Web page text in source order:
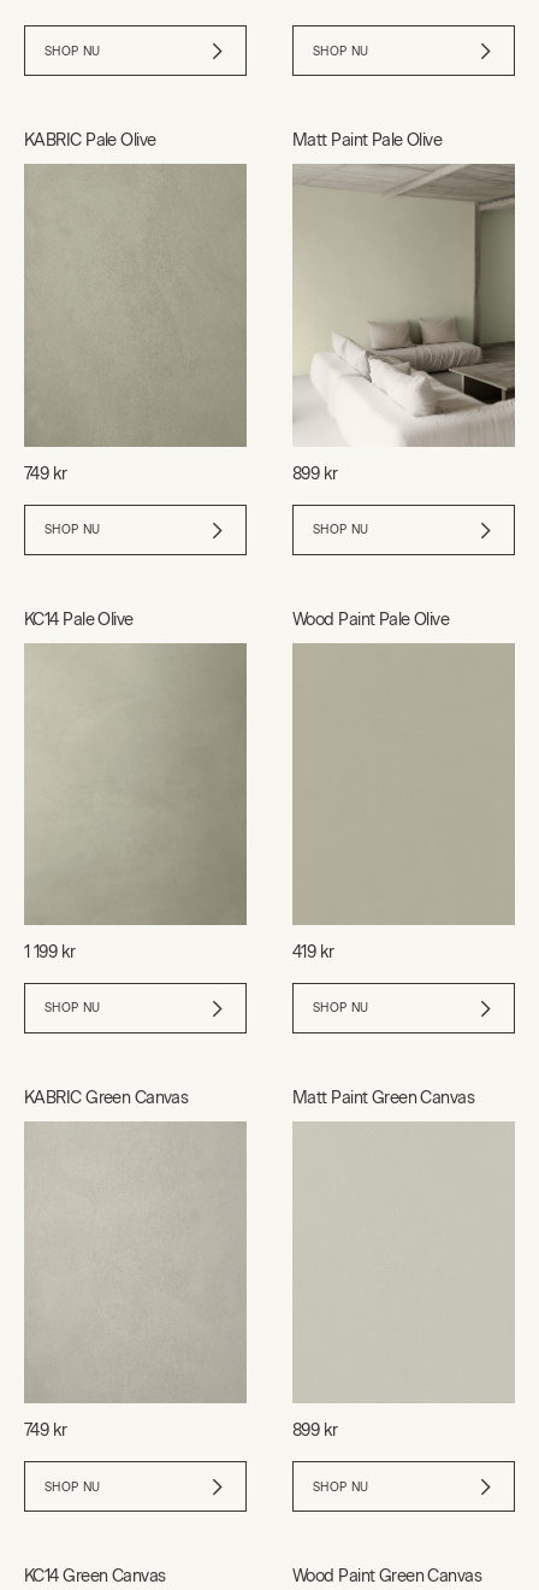
SHOP NU SHOP NU
KABRIC Pale Olive
749 kr
SHOP NU
Matt Paint Pale Olive
899 kr
SHOP NU
KC14 Pale Olive
1 199 kr
SHOP NU
Wood Paint Pale Olive
419 kr
SHOP NU
KABRIC Green Canvas
749 kr
SHOP NU
Matt Paint Green Canvas
899 kr
SHOP NU
KC14 Green Canvas Wood Paint Green Canvas